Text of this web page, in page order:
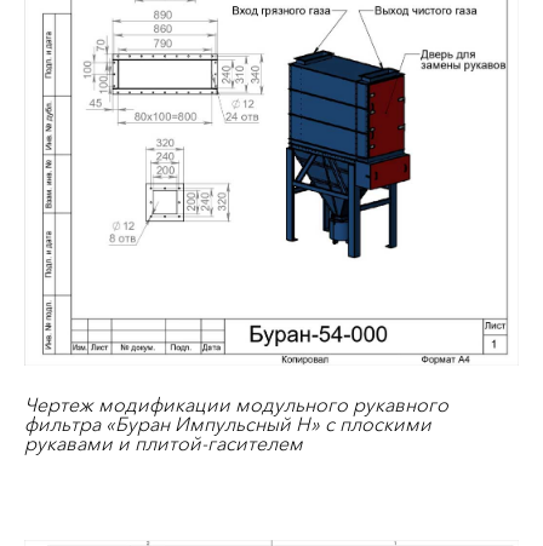
Чертеж модификации модульного рукавного
фильтра «Буран Импульсный Н» с плоскими
рукавами и плитой-гасителем